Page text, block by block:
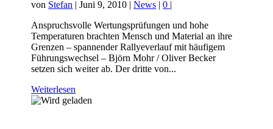
von Stefan |Juni 9, 2010 |News |0 |
Anspruchsvolle Wertungsprüfungen und hohe
Temperaturen brachten Mensch und Material an ihre
Grenzen – spannender Rallyeverlauf mit häufigem
Führungswechsel – Björn Mohr / Oliver Becker
setzen sich weiter ab. Der dritte von...
Weiterlesen